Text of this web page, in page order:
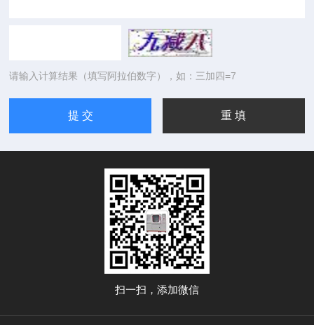
请输入计算结果（填写阿拉伯数字），如：三加四=7
扫一扫，添加微信